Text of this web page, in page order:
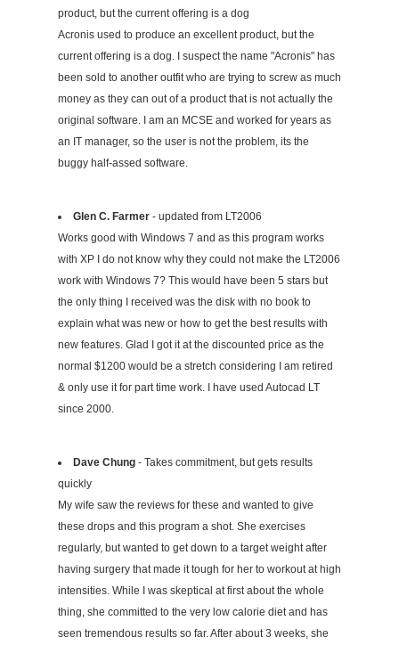
product, but the current offering is a dog
Acronis used to produce an excellent product, but the
current offering is a dog. I suspect the name "Acronis" has
been sold to another outfit who are trying to screw as much
money as they can out of a product that is not actually the
original software. I am an MCSE and worked for years as
an IT manager, so the user is not the problem, its the
buggy half-assed software.
Glen C. Farmer - updated from LT2006
Works good with Windows 7 and as this program works
with XP I do not know why they could not make the LT2006
work with Windows 7? This would have been 5 stars but
the only thing I received was the disk with no book to
explain what was new or how to get the best results with
new features. Glad I got it at the discounted price as the
normal $1200 would be a stretch considering I am retired
& only use it for part time work. I have used Autocad LT
since 2000.
Dave Chung - Takes commitment, but gets results
quickly
My wife saw the reviews for these and wanted to give
these drops and this program a shot. She exercises
regularly, but wanted to get down to a target weight after
having surgery that made it tough for her to workout at high
intensities. While I was skeptical at first about the whole
thing, she committed to the very low calorie diet and has
seen tremendous results so far. After about 3 weeks, she